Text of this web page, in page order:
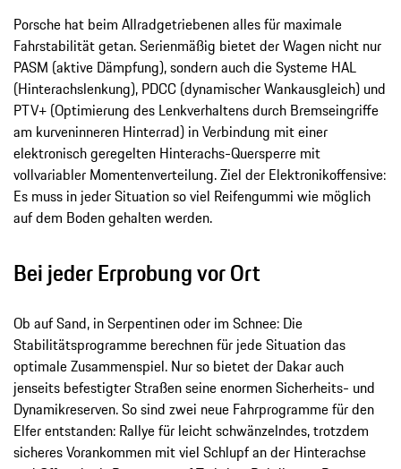
Porsche hat beim Allradgetriebenen alles für maximale
Fahrstabilität getan. Serienmäßig bietet der Wagen nicht nur
PASM (aktive Dämpfung), sondern auch die Systeme HAL
(Hinterachslenkung), PDCC (dynamischer Wankausgleich) und
PTV+ (Optimierung des Lenkverhaltens durch Bremseingriffe
am kurveninneren Hinterrad) in Verbindung mit einer
elektronisch geregelten Hinterachs-Quersperre mit
vollvariabler Momentenverteilung. Ziel der Elektronikoffensive:
Es muss in jeder Situation so viel Reifengummi wie möglich
auf dem Boden gehalten werden.
Bei jeder Erprobung vor Ort
Ob auf Sand, in Serpentinen oder im Schnee: Die
Stabilitätsprogramme berechnen für jede Situation das
optimale Zusammenspiel. Nur so bietet der Dakar auch
jenseits befestigter Straßen seine enormen Sicherheits- und
Dynamikreserven. So sind zwei neue Fahrprogramme für den
Elfer entstanden: Rallye für leicht schwänzelndes, trotzdem
sicheres Vorankommen mit viel Schlupf an der Hinterachse